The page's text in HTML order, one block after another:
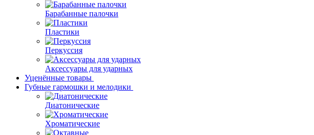
Барабанные палочки
Пластики
Перкуссия
Аксессуары для ударных
Уценённые товары
Губные гармошки и мелодики
Диатонические
Хроматические